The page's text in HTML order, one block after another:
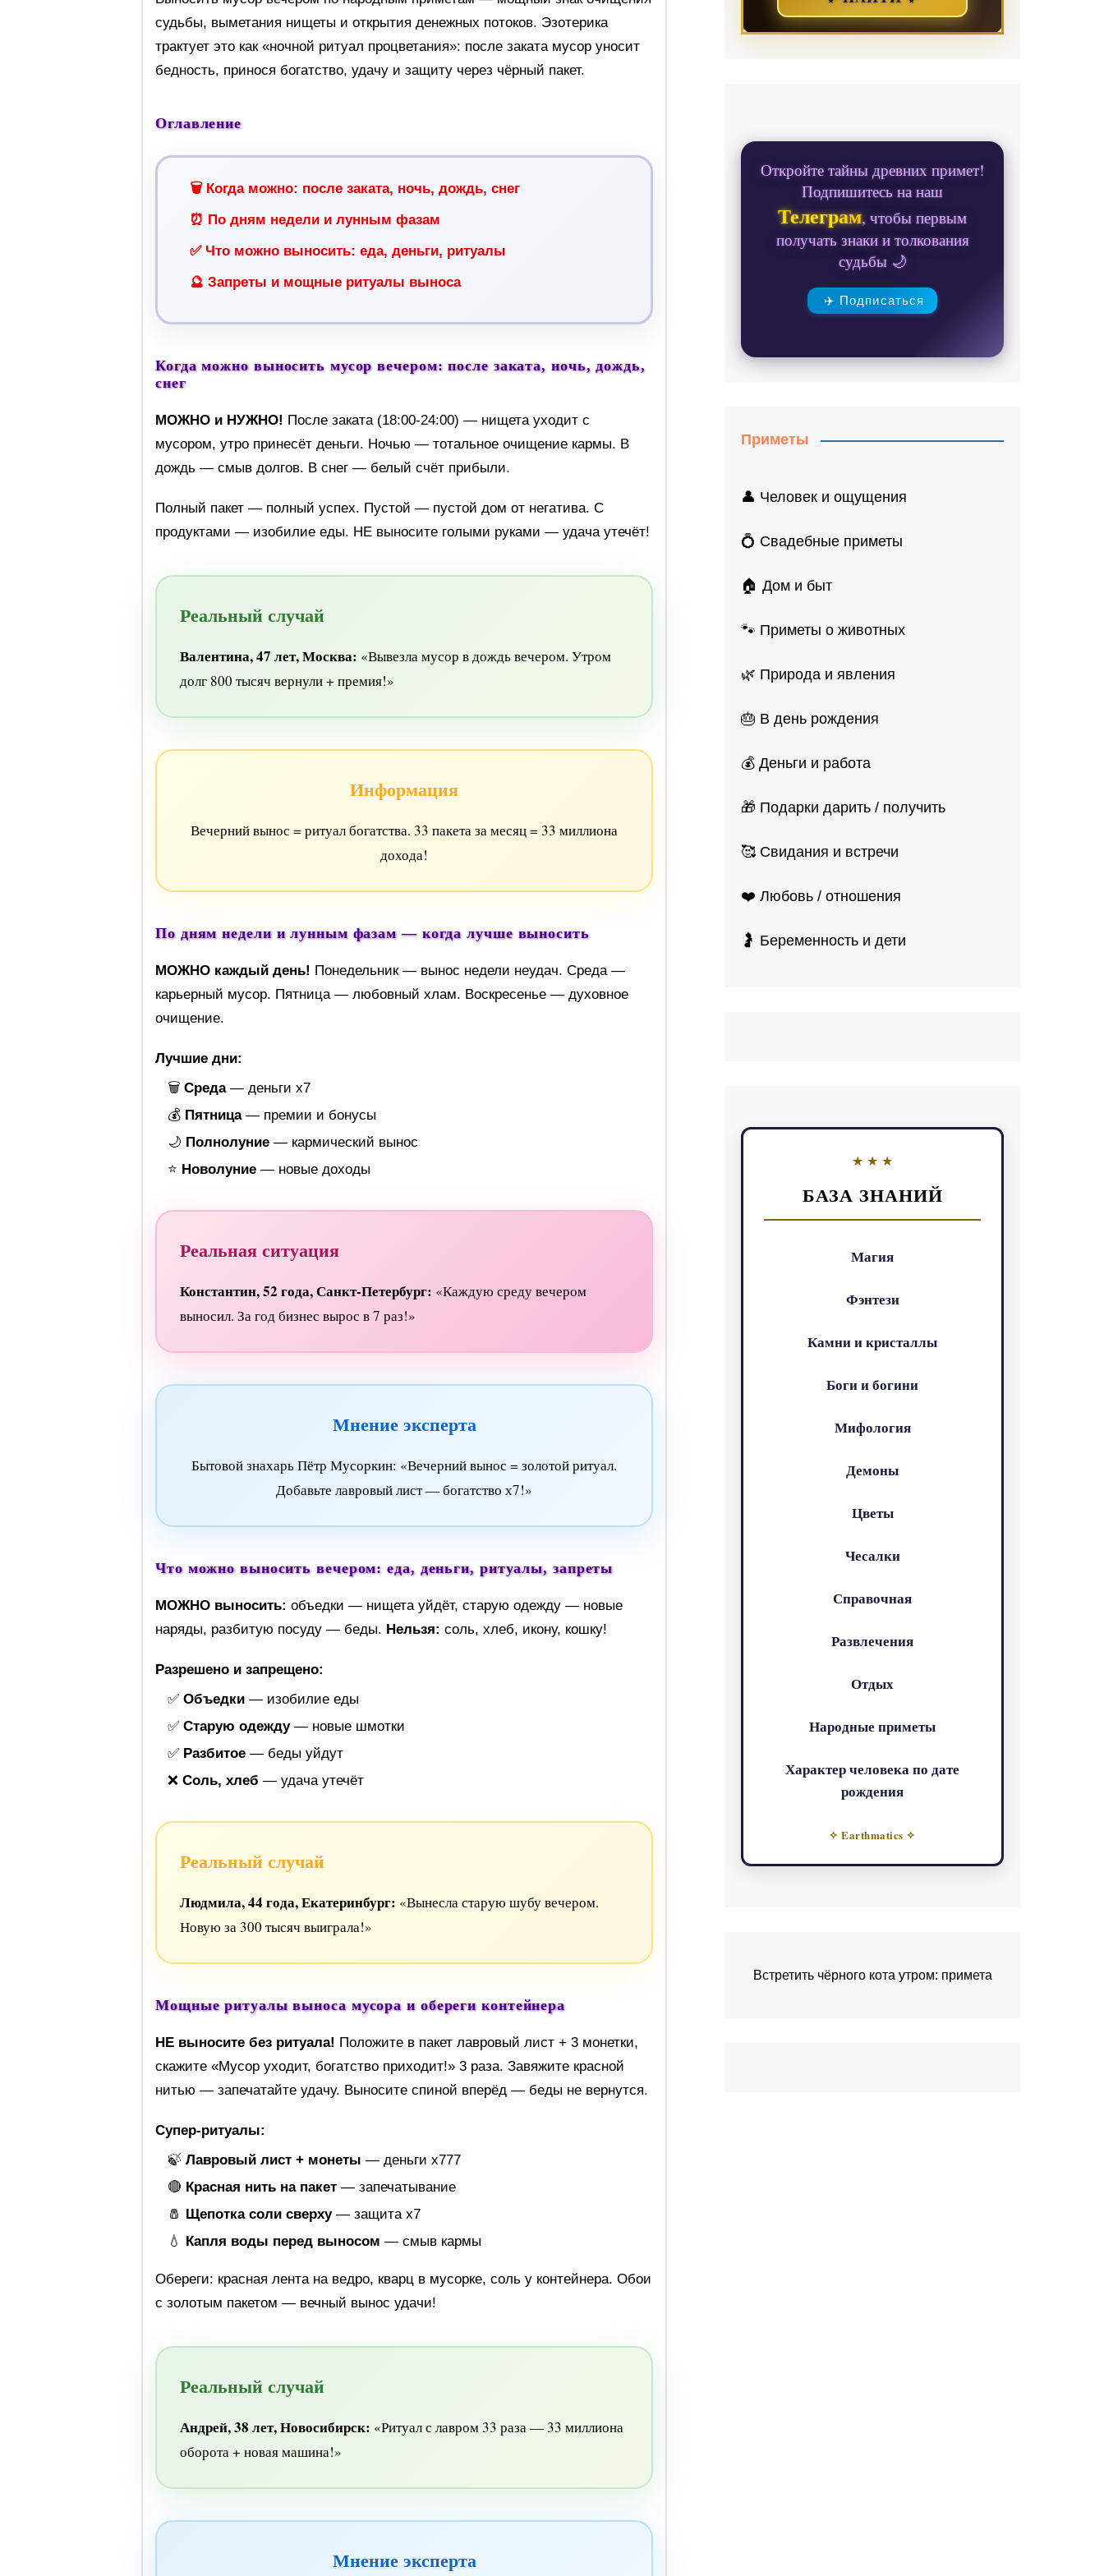
судьбы, выметания нищеты и открытия денежных потоков. Эзотерика
трактует это как «ночной ритуал процветания»: после заката мусор уносит
бедность, принося богатство, удачу и защиту через чёрный пакет.
Оглавление
🗑️ Когда можно: после заката, ночь, дождь, снег
⏰ По дням недели и лунным фазам
✅ Что можно выносить: еда, деньги, ритуалы
🔮 Запреты и мощные ритуалы выноса
Когда можно выносить мусор вечером: после заката, ночь, дождь,
снег
МОЖНО и НУЖНО! После заката (18:00-24:00) — нищета уходит с
мусором, утро принесёт деньги. Ночью — тотальное очищение кармы. В
дождь — смыв долгов. В снег — белый счёт прибыли.
Полный пакет — полный успех. Пустой — пустой дом от негатива. С
продуктами — изобилие еды. НЕ выносите голыми руками — удача утечёт!
Реальный случай
Валентина, 47 лет, Москва: «Вывезла мусор в дождь вечером. Утром
долг 800 тысяч вернули + премия!»
Информация
Вечерний вынос = ритуал богатства. 33 пакета за месяц = 33 миллиона
дохода!
По дням недели и лунным фазам — когда лучше выносить
МОЖНО каждый день! Понедельник — вынос недели неудач. Среда —
карьерный мусор. Пятница — любовный хлам. Воскресенье — духовное
очищение.
Лучшие дни:
🗑️ Среда— деньги х7
💰 Пятница— премии и бонусы
🌙 Полнолуние — кармический вынос
⭐ Новолуние — новые доходы
Реальная ситуация
Константин, 52 года, Санкт-Петербург: «Каждую среду вечером
выносил. За год бизнес вырос в 7 раз!»
Мнение эксперта
Бытовой знахарь Пётр Мусоркин: «Вечерний вынос = золотой ритуал.
Добавьте лавровый лист — богатство х7!»
Что можно выносить вечером: еда, деньги, ритуалы, запреты
МОЖНО выносить: объедки — нищета уйдёт, старую одежду — новые
наряды, разбитую посуду — беды. Нельзя: соль, хлеб, икону, кошку!
Разрешено и запрещено:
✅ Объедки — изобилие еды
✅ Старую одежду— новые шмотки
✅ Разбитое — беды уйдут
❌ Соль, хлеб — удача утечёт
Реальный случай
Людмила, 44 года, Екатеринбург: «Вынесла старую шубу вечером.
Новую за 300 тысяч выиграла!»
Мощные ритуалы выноса мусора и обереги контейнера
НЕ выносите без ритуала! Положите в пакет лавровый лист + 3 монетки,
скажите «Мусор уходит, богатство приходит!» 3 раза. Завяжите красной
нитью — запечатайте удачу. Выносите спиной вперёд — беды не вернутся.
Супер-ритуалы:
🍃 Лавровый лист + монеты — деньги х777
🔴 Красная нить на пакет — запечатывание
🧂
Щепотка соли сверху— защита х7
💧
Капля воды перед выносом — смыв кармы
Обереги: красная лента на ведро, кварц в мусорке, соль у контейнера. Обои
с золотым пакетом — вечный вынос удачи!
Реальный случай
Андрей, 38 лет, Новосибирск: «Ритуал с лавром 33 раза — 33 миллиона
оборота + новая машина!»
Мнение эксперта
Откройте тайны древних примет!
Подпишитесь на наш
Телеграм, чтобы первым
получать знаки и толкования
судьбы 🌙
✈️ Подписаться
Приметы
👤 Человек и ощущения
💍 Свадебные приметы
🏠 Дом и быт
🐾 Приметы о животных
🌿 Природа и явления
🎂 В день рождения
💰 Деньги и работа
🎁 Подарки дарить / получить
🥰 Свидания и встречи
❤️ Любовь / отношения
🤰 Беременность и дети
БАЗА ЗНАНИЙ
Магия
Фэнтези
Камни и кристаллы
Боги и богини
Мифология
Демоны
Цветы
Чесалки
Справочная
Развлечения
Отдых
Народные приметы
Характер человека по дате
рождения
✧ Earthmatics ✧
Встретить чёрного кота утром: примета